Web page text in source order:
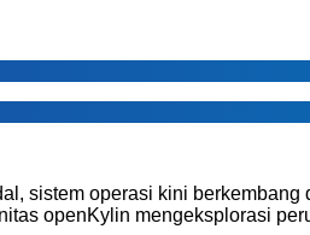
sistem operasi kini
openKylin mengeksplorasi